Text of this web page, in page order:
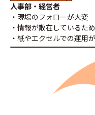
人事部・経営者
・現場のフォローが大変
・情報が散在しているた
・紙やエクセルでの運用